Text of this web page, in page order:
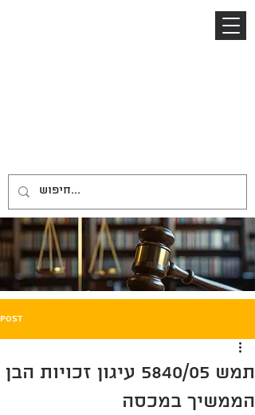
משרד עורכי דין
Post
תמש 5840/05 עיגון זכויות הבן
הממשיך במכסה